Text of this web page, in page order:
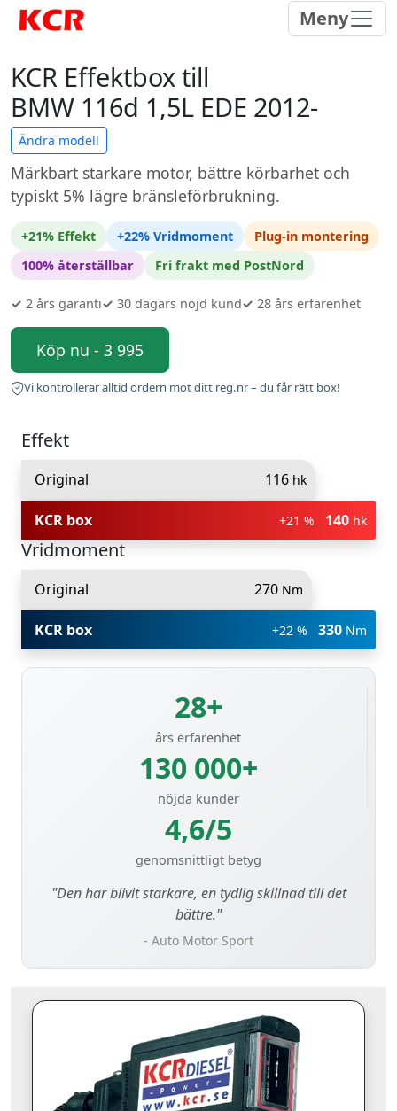
Meny
KCR Effektbox till
BMW 116d 1,5L EDE 2012-
Ändra modell
Märkbart starkare motor, bättre körbarhet och
typiskt 5% lägre bränsleförbrukning.
+21% Effekt +22% Vridmoment
Plug-in montering
100% återställbar
Fri frakt med PostNord
✓ 2 års garanti✓ 30 dagars nöjd kund✓ 28 års erfarenhet
Köp nu - 3 995
Vi kontrollerar alltid ordern mot ditt reg.nr – du får rätt box!
Effekt
Original 116 hk
KCR box +21 % 140 hk
Vridmoment
Original 270 Nm
KCR box +22 % 330 Nm
28+
års erfarenhet
130 000+
nöjda kunder
4,6/5
genomsnittligt betyg
"Den har blivit starkare, en tydlig skillnad till det
bättre."
- Auto Motor Sport